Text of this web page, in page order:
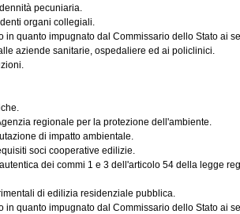
pecuniaria.
organi collegiali.
in quanto impugnato dal Commissario dello Stato ai
aziende sanitarie, ospedaliere ed ai policlinici.
regionale per la protezione dell'ambiente.
di impatto ambientale.
soci cooperative edilizie.
dei commi 1 e 3 dell'articolo 54 della legge
di edilizia residenziale pubblica.
in quanto impugnato dal Commissario dello Stato ai